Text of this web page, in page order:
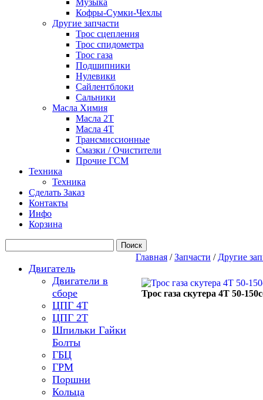
Музыка
Кофры-Сумки-Чехлы
Другие запчасти
Трос сцепления
Трос спидометра
Трос газа
Подшипники
Нулевики
Сайлентблоки
Сальники
Масла Химия
Масла 2Т
Масла 4Т
Трансмиссионные
Смазки / Очистители
Прочие ГСМ
Техника
Техника
Сделать Заказ
Контакты
Инфо
Корзина
Двигатель
Двигатели в
сборе
ЦПГ 4Т
ЦПГ 2Т
Шпильки Гайки
Болты
ГБЦ
ГРМ
Поршни
Кольца
Главная /Запчасти / Другие
Трос газа скутера 4Т 50-